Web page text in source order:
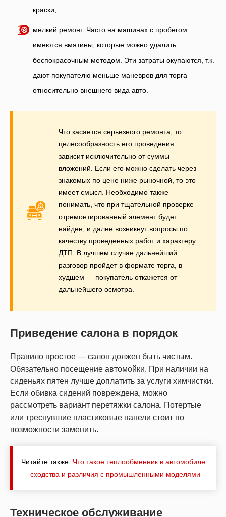
краски;
мелкий ремонт. Часто на машинах с пробегом
имеются вмятины, которые можно удалить
беспокрасочным методом. Эти затраты окупаются, т.к.
дают покупателю меньше маневров для торга
относительно внешнего вида авто.
Что касается серьезного ремонта, то
целесообразность его проведения
зависит исключительно от суммы
вложений. Если его можно сделать через
знакомых по цене ниже рыночной, то это
имеет смысл. Необходимо также
понимать, что при тщательной проверке
отремонтированный элемент будет
найден, и далее возникнут вопросы по
качеству проведенных работ и характеру
ДТП. В лучшем случае дальнейший
разговор пройдет в формате торга, в
худшем — покупатель откажется от
дальнейшего осмотра.
Приведение салона в порядок
Правило простое — салон должен быть чистым.
Обязательно посещение автомойки. При наличии на
сиденьях пятен лучше доплатить за услуги химчистки.
Если обивка сидений повреждена, можно
рассмотреть вариант перетяжки салона. Потертые
или треснувшие пластиковые панели стоит по
возможности заменить.
Читайте также: Что такое теплообменник в автомобиле
— сходства и различия с промышленными моделями
Техническое обслуживание